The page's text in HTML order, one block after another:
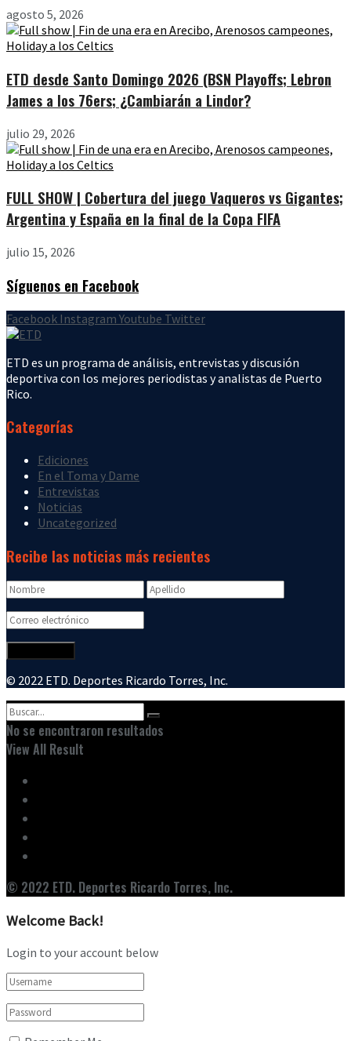
agosto 5, 2026
ETD desde Santo Domingo 2026 (BSN Playoffs; Lebron
James a los 76ers; ¿Cambiarán a Lindor?
julio 29, 2026
FULL SHOW | Cobertura del juego Vaqueros vs Gigantes;
Argentina y España en la final de la Copa FIFA
julio 15, 2026
Síguenos en Facebook
Facebook Instagram Youtube Twitter
ETD es un programa de análisis, entrevistas y discusión
deportiva con los mejores periodistas y analistas de Puerto
Rico.
Categorías
Ediciones
En el Toma y Dame
Entrevistas
Noticias
Uncategorized
Recibe las noticias más recientes
© 2022 ETD. Deportes Ricardo Torres, Inc.
No se encontraron resultados
View All Result
© 2022 ETD. Deportes Ricardo Torres, Inc.
Welcome Back!
Login to your account below